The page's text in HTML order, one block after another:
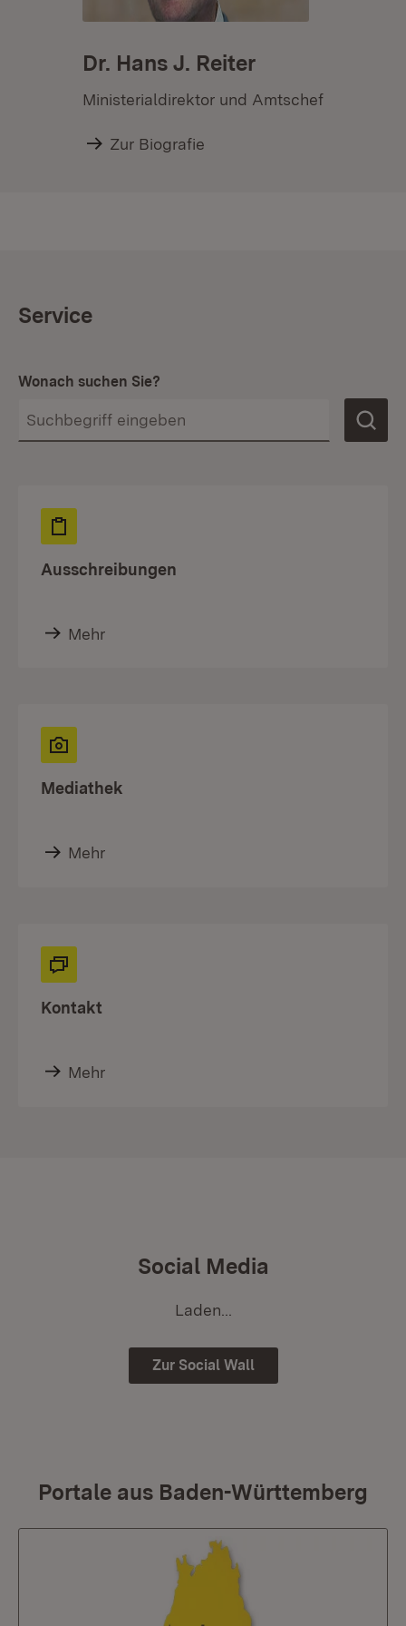
Dr. Hans J. Reiter
Ministerialdirektor und Amtschef
Zur Biografie
Service
Wonach suchen Sie?
Ausschreibungen
Mehr
Mediathek
Mehr
Kontakt
Mehr
Social Media
Laden...
Zur Social Wall
Portale aus Baden-Württemberg